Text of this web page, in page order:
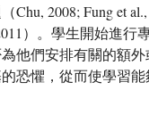
2008; Fung et al.,
）。學生開始進行
他們安排有關的額
恐懼，從而使學習能